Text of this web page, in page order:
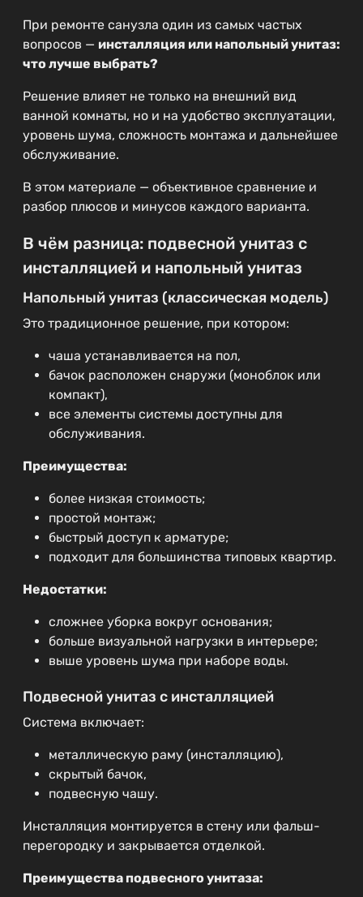
При ремонте санузла один из самых частых
вопросов — инсталляция или напольный унитаз:
что лучше выбрать?
Решение влияет не только на внешний вид
ванной комнаты, но и на удобство эксплуатации,
уровень шума, сложность монтажа и дальнейшее
обслуживание.
В этом материале — объективное сравнение и
разбор плюсов и минусов каждого варианта.
В чём разница: подвесной унитаз с
инсталляцией и напольный унитаз
Напольный унитаз (классическая модель)
Это традиционное решение, при котором:
чаша устанавливается на пол,
бачок расположен снаружи (моноблок или
компакт),
все элементы системы доступны для
обслуживания.
Преимущества:
более низкая стоимость;
простой монтаж;
быстрый доступ к арматуре;
подходит для большинства типовых квартир.
Недостатки:
сложнее уборка вокруг основания;
больше визуальной нагрузки в интерьере;
выше уровень шума при наборе воды.
Подвесной унитаз с инсталляцией
Система включает:
металлическую раму (инсталляцию),
скрытый бачок,
подвесную чашу.
Инсталляция монтируется в стену или фальш-
перегородку и закрывается отделкой.
Преимущества подвесного унитаза: